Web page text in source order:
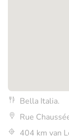
Bella Italia.
Rue
404 km van